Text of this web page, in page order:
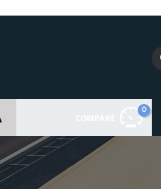
0